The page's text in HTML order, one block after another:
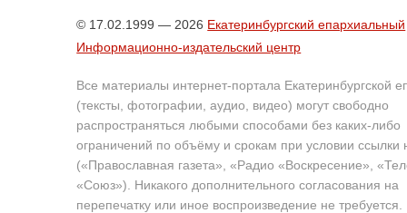
© 17.02.1999 — 2026 Екатеринбургский епархиальный
Информационно-издательский центр
Все материалы интернет-портала Екатеринбургской
(тексты, фотографии, аудио, видео) могут свободно
распространяться любыми способами без каких-либо
ограничений по объёму и срокам при условии ссылки
(«Православная газета», «Радио «Воскресение»,
«Союз»). Никакого дополнительного согласования на
перепечатку или иное воспроизведение не требуется.